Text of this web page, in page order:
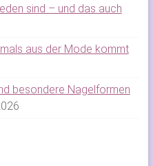
sind – und das auch
aus der Mode kommt
besondere Nagelformen